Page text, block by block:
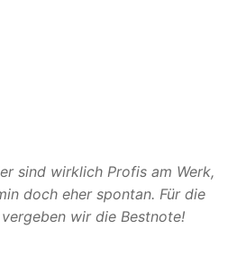
sind wirklich Profis am Werk,
doch eher spontan. Für die
wir die Bestnote!